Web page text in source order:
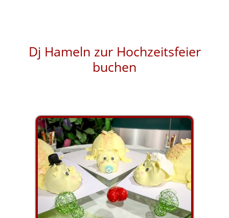
Dj Hameln zur Hochzeitsfeier
buchen